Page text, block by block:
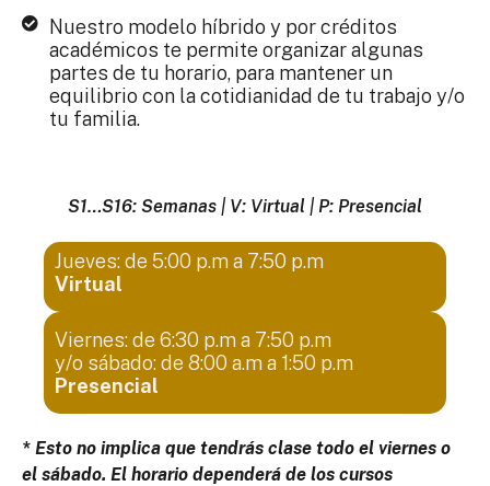
Nuestro modelo híbrido​ y por créditos
académicos te permite organizar algunas
partes de tu horario, para mantener un
equilibrio con la cotidianidad de tu trabajo y/o
tu familia.
S1…S16: Semanas | V: Virtual | P: Presencial
Jueves: de 5:00 p.m a 7:50 p.m
Virtual
Viernes: de 6:30 p.m a 7:50 p.m
y/o sábado: de 8:00 a.m a 1:50 p.m
Presencial
* Esto no implica que tendrás clase todo el viernes o
el sábado. El horario dependerá de los cursos